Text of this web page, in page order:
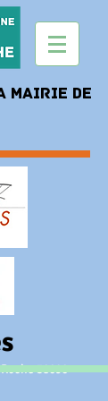
de
38090